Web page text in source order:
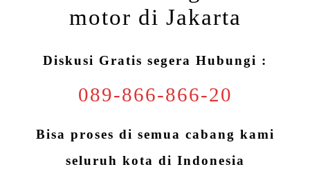
motor di Jakarta
Diskusi Gratis segera Hubungi :
089-866-866-20
Bisa proses di semua cabang kami
seluruh kota di Indonesia